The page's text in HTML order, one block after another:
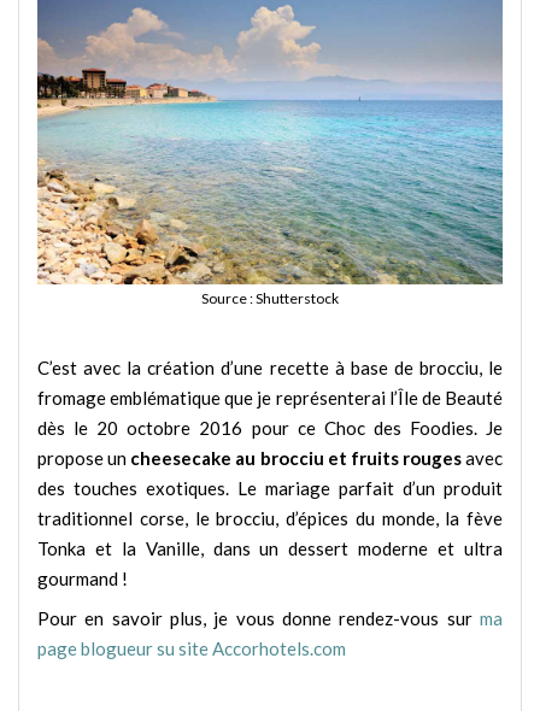
Source : Shutterstock
C’est avec la création d’une recette à base de brocciu, le
fromage emblématique que je représenterai l’Île de Beauté
dès le 20 octobre 2016 pour ce Choc des Foodies. Je
propose un cheesecake au brocciu et fruits rougesavec
des touches exotiques. Le mariage parfait d’un produit
traditionnel corse, le brocciu, d’épices du monde, la fève
Tonka et la Vanille, dans un dessert moderne et ultra
gourmand !
Pour en savoir plus, je vous donne rendez-vous surma
page blogueur su site Accorhotels.com